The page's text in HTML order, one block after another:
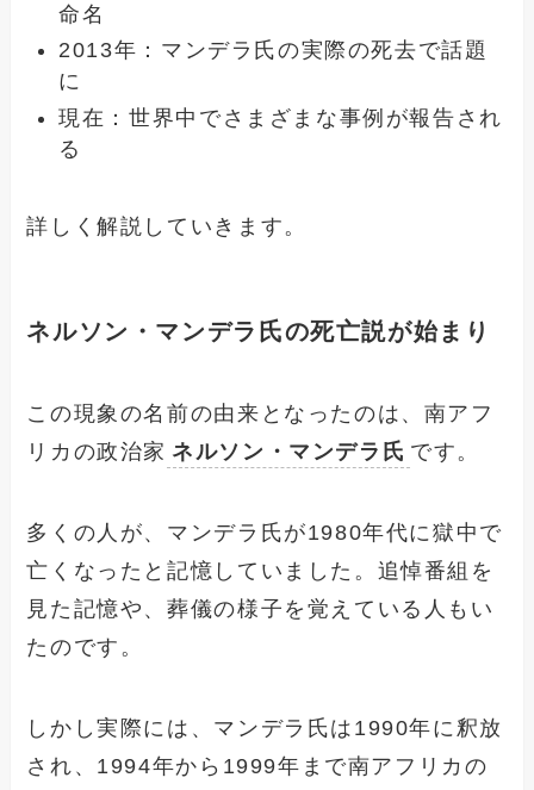
命名
2013年：マンデラ氏の実際の死去で話題
に
現在：世界中でさまざまな事例が報告され
る
詳しく解説していきます。
ネルソン・マンデラ氏の死亡説が始まり
この現象の名前の由来となったのは、南アフ
リカの政治家 ネルソン・マンデラ氏 です。
多くの人が、マンデラ氏が1980年代に獄中で
亡くなったと記憶していました。追悼番組を
見た記憶や、葬儀の様子を覚えている人もい
たのです。
しかし実際には、マンデラ氏は1990年に釈放
され、1994年から1999年まで南アフリカの